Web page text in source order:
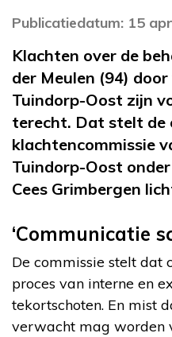
Publicatiedatum: 15
Klachten over de
der Meulen (94)
Tuindorp-Oost zijn
terecht. Dat stelt de
klachtencommissie
Tuindorp-Oost
Cees Grimbergen
‘Communicatie
De commissie stelt dat
proces van interne en
tekortschoten. En mist
verwacht mag worden